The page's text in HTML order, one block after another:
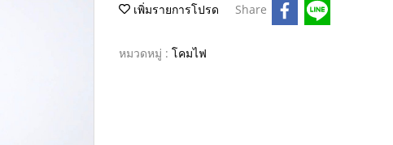
เพิ่มรายการโปรด Share
หมวดหมู่ : โคมไฟ